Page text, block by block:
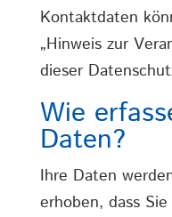
Kontaktdaten
„Hinweis zur
dieser
Wie
Daten?
Ihre Daten
erhoben, dass